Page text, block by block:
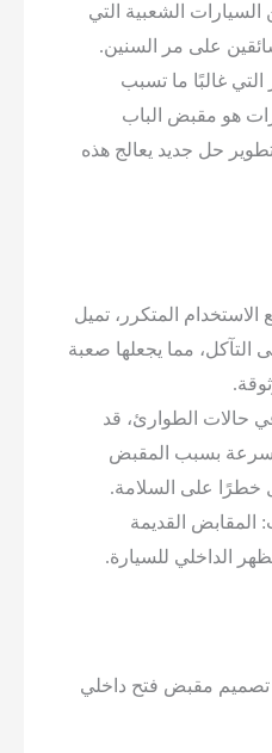
التي
السنين.
ما تسبب
الباب
يعالج هذه
تميل
يجعلها صعبة
قد
المقبض
السلامة.
للسيارة.
فتح داخلي